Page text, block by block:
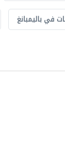
في باليمبانغ